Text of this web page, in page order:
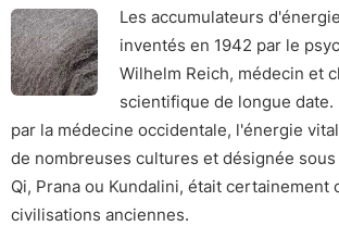
Les accumulateurs
inventés en 1942 par le
Wilhelm Reich, médecin et
scientifique de longue
par la médecine occidentale, l'énergie
de nombreuses cultures et désignée
Qi, Prana ou Kundalini, était certainement
civilisations anciennes.